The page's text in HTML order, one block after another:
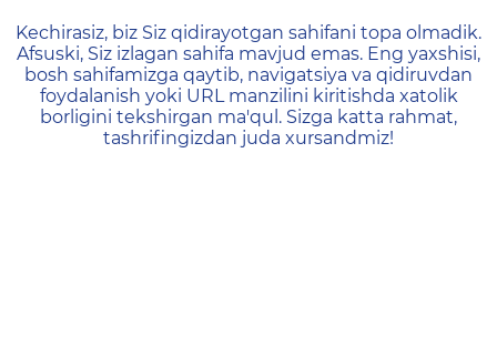
404 — Страница не
Kechirasiz, biz Siz qidirayotgan sahifani topa olmadik.
Afsuski, Siz izlagan sahifa mavjud emas. Eng yaxshisi,
bosh sahifamizga qaytib, navigatsiya va qidiruvdan
foydalanish yoki URL manzilini kiritishda xatolik
borligini tekshirgan ma'qul. Sizga katta rahmat,
tashrifingizdan juda xursandmiz!